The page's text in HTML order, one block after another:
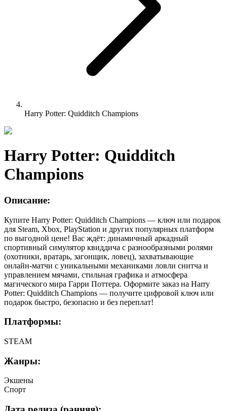
Harry Potter: Quidditch Champions
Harry Potter: Quidditch
Champions
Описание:
Купите Harry Potter: Quidditch Champions — ключ или подарок
для Steam, Xbox, PlayStation и других популярных платформ
по выгодной цене! Вас ждёт: динамичный аркадный
спортивный симулятор квиддича с разнообразными ролями
(охотники, вратарь, загонщик, ловец), захватывающие
онлайн-матчи с уникальными механиками ловли снитча и
управлением мячами, стильная графика и атмосфера
магического мира Гарри Поттера. Оформите заказ на Harry
Potter: Quidditch Champions — получите цифровой ключ или
подарок быстро, безопасно и без переплат!
Платформы:
STEAM
Жанры:
Экшены
Спорт